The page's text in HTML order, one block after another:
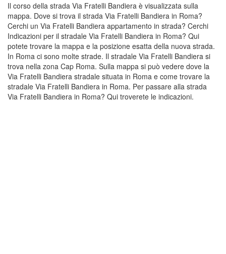
Il corso della strada Via Fratelli Bandiera è visualizzata sulla
mappa. Dove si trova il strada Via Fratelli Bandiera in Roma?
Cerchi un Via Fratelli Bandiera appartamento in strada? Cerchi
Indicazioni per il stradale Via Fratelli Bandiera in Roma? Qui
potete trovare la mappa e la posizione esatta della nuova strada.
In Roma ci sono molte strade. Il stradale Via Fratelli Bandiera si
trova nella zona Cap Roma. Sulla mappa si può vedere dove la
Via Fratelli Bandiera stradale situata in Roma e come trovare la
stradale Via Fratelli Bandiera in Roma. Per passare alla strada
Via Fratelli Bandiera in Roma? Qui troverete le indicazioni.